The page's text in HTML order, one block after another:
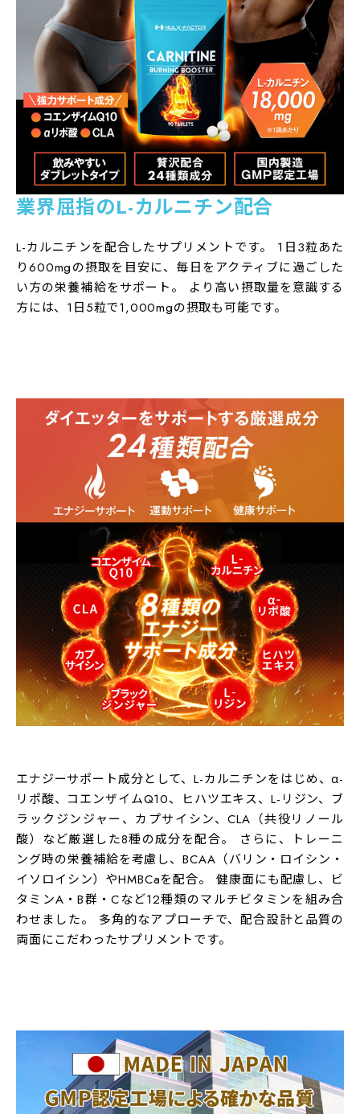
V.C、シクロデキストリン、ナイアシン、V.E、パントテ
ン酸Ca、V.B1、V.B6、V.A、V.B2、葉酸、V.D、V.B12
お召し上がり方
1日3粒を目安に水またはぬるま湯などと一緒にお召し上
がりください。運動前または食後の摂取がおすすめで
す。
栄養成分表示
【3粒（1,560mg）あたり】 エネルギー：6.2kcal たん
ぱく質：0.3g 脂質：0.04g 炭水化物：1.1g 食塩相
摂取上の注意
・食生活は、主食、主菜、副菜を基本に、食事のバラン
スを。
・妊娠中および授乳中はご使用をお控えください。
・天然由来原料を使用しているため、粒の色やにおいに
違いが生じる場合がありますが、品質に問題ございませ
・体調に異変を感じた際は、速やかに摂取を中止し、医
師に相談してください。
製造国
賞味期限
製造から2年
広告文責
シーエスシー株式会社 0570-055-345
業界屈指のL-カルニチン配合
L-カルニチンを配合したサプリメントです。 1日3粒あた
り600mgの摂取を目安に、毎日をアクティブに過ごした
い方の栄養補給をサポート。 より高い摂取量を意識する
方には、1日5粒で1,000mgの摂取も可能です。
エナジーサポート成分として、L-カルニチンをはじめ、α-
リポ酸、コエンザイムQ10、ヒハツエキス、L-リジン、ブ
ラックジンジャー、カプサイシン、CLA（共役リノール
酸）など厳選した8種の成分を配合。 さらに、トレーニ
ング時の栄養補給を考慮し、BCAA（バリン・ロイシン・
イソロイシン）やHMBCaを配合。 健康面にも配慮し、ビ
タミンA・B群・Cなど12種類のマルチビタミンを組み合
わせました。 多角的なアプローチで、配合設計と品質の
両面にこだわったサプリメントです。